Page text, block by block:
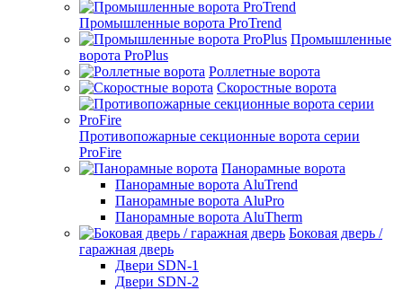
Промышленные ворота ProTrend
Промышленные
ворота ProPlus
Роллетные ворота
Скоростные ворота
Противопожарные секционные ворота серии
ProFire
Панорамные ворота
Панорамные ворота AluTrend
Панорамные ворота AluPro
Панорамные ворота AluTherm
Боковая дверь /
гаражная дверь
Двери SDN-1
Двери SDN-2